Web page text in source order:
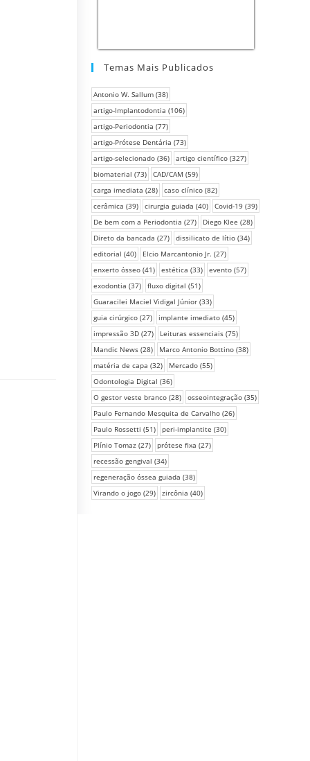
Temas Mais Publicados
Antonio W. Sallum (38)
artigo-Implantodontia (106)
artigo-Periodontia (77)
artigo-Prótese Dentária (73)
artigo-selecionado (36) artigo científico (327)
biomaterial (73) CAD/CAM (59)
carga imediata (28) caso clínico (82)
cerâmica (39) cirurgia guiada (40) Covid-19 (39)
De bem com a Periodontia (27) Diego Klee (28)
Direto da bancada (27) dissilicato de lítio (34)
editorial (40) Elcio Marcantonio Jr. (27)
enxerto ósseo (41) estética (33) evento (57)
exodontia (37) fluxo digital (51)
Guaracilei Maciel Vidigal Júnior (33)
guia cirúrgico (27) implante imediato (45)
impressão 3D (27) Leituras essenciais (75)
Mandic News (28) Marco Antonio Bottino (38)
matéria de capa (32) Mercado (55)
Odontologia Digital (36)
O gestor veste branco (28) osseointegração (35)
Paulo Fernando Mesquita de Carvalho (26)
Paulo Rossetti (51) peri-implantite (30)
Plínio Tomaz (27) prótese fixa (27)
recessão gengival (34)
regeneração óssea guiada (38)
Virando o jogo (29) zircônia (40)